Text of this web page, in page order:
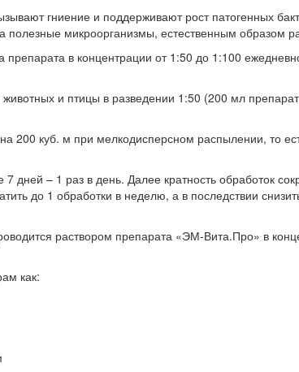
гниение и поддерживают рост патогенных
полезные микроорганизмы, естественным образом
препарата в концентрации от 1:50 до 1:100
и птицы в разведении 1:50 (200 мл
200 куб. м при мелкодисперсном распылении, то
дней – 1 раз в день. Далее кратность обработок
до 1 обработки в неделю, а в последствии
раствором препарата «ЭМ-Вита.Про» в
как: